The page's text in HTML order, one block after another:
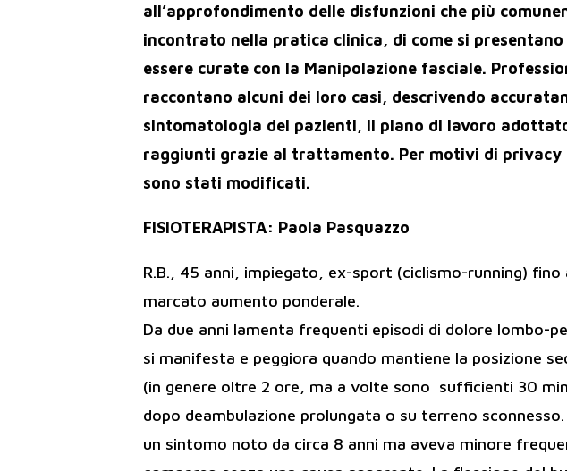
all’approfondimento delle disfunzioni che più
incontrato nella pratica clinica, di come si presentano
essere curate con la Manipolazione fasciale.
raccontano alcuni dei loro casi, descrivendo
sintomatologia dei pazienti, il piano di lavoro
raggiunti grazie al trattamento. Per motivi di privacy
sono stati modificati.
FISIOTERAPISTA: Paola Pasquazzo
R.B., 45 anni, impiegato, ex-sport (ciclismo-running) fino
marcato aumento ponderale.
Da due anni lamenta frequenti episodi di dolore lombo-
si manifesta e peggiora quando mantiene la posizione
(in genere oltre 2 ore, ma a volte sono sufficienti 30
dopo deambulazione prolungata o su terreno
un sintomo noto da circa 8 anni ma aveva minore